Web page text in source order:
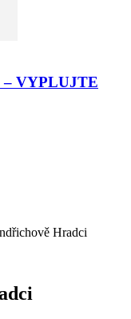
– VYPLUJTE
Hradci